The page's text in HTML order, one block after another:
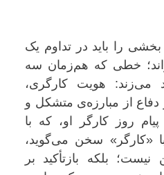
را باید در تداوم یک
خطی که هم‌زمان سه
هویت کارگری،
از مبارزه‌ی متشکل و
روز کارگر او، که با
«کارگر» سخن می‌گوید،
بلکه بازتأکید بر